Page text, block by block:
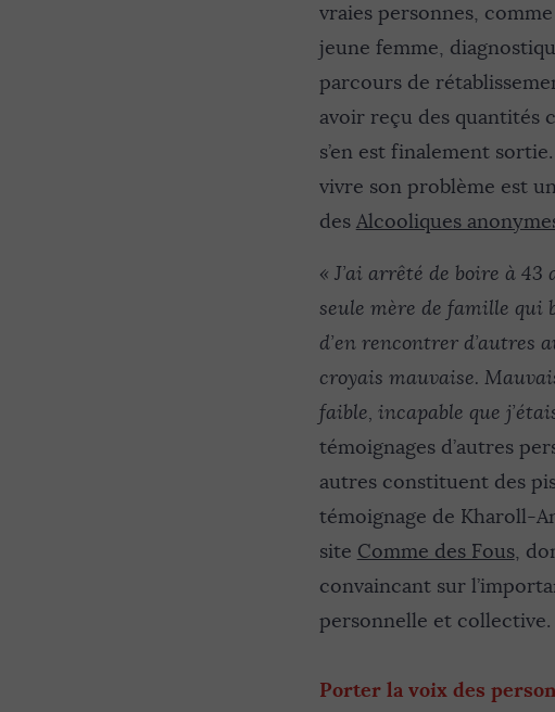
vraies personnes,
jeune femme,
parcours de
avoir reçu des quantités
s’en est finalement
vivre son problème est
des Alcooliques
« J’ai arrêté de boire à
seule mère de famille qui
d’en rencontrer d’autres
croyais mauvaise.
faible, incapable que
témoignages d’autres
autres constituent des
témoignage de Kharoll-
site Comme des Fous,
convaincant sur
personnelle et collective.
Porter la voix des